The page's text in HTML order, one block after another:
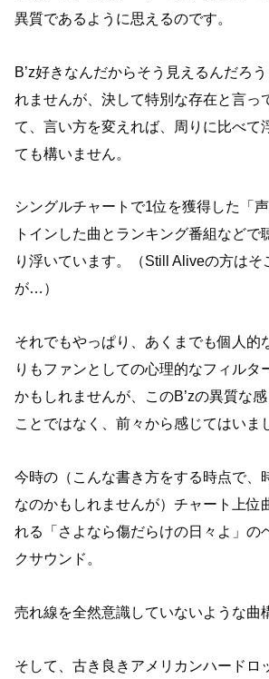
異質であるように思えるのです。
B’z好きなんだからそう見えるんだろ
れませんが、決して特別な存在と言っ
て、言い方を変えれば、周りに比べて
ても構いません。
シングルチャートで1位を獲得した「
トインした曲とランキング番組などで
り浮いています。（Still Aliveの方はそ
が…）
それでもやっぱり、あくまでも個人的
りもファンとしての心理的なフィルタ
かもしれませんが、このB’zの異質な
ことではなく、前々から感じてはいま
今時の（こんな書き方をする時点で、
なのかもしれませんが）チャート上位
れる「さよなら傷だらけの日々よ」の
クサウンド。
売れ線を全然意識していないような曲
そして、古き良きアメリカンハードロ